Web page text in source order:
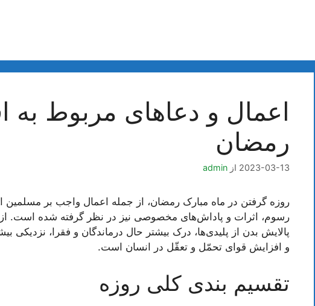
اعمال و دعاهای مربوط به
رمضان
2023-03-13 از admin
روزه گرفتن در ماه مبارک رمضان، از جمله اعمال واجب بر مسلمین
رسوم، اثرات و پاداش‌های مخصوصی نیز در نظر گرفته شده است. از
پالایش بدن از پلیدی‌ها، درک بیشتر حال درماندگان و فقرا، نزدیکی
و افزایش قوای تحمّل و تعقّل در انسان است.
تقسیم بندی کلی روزه